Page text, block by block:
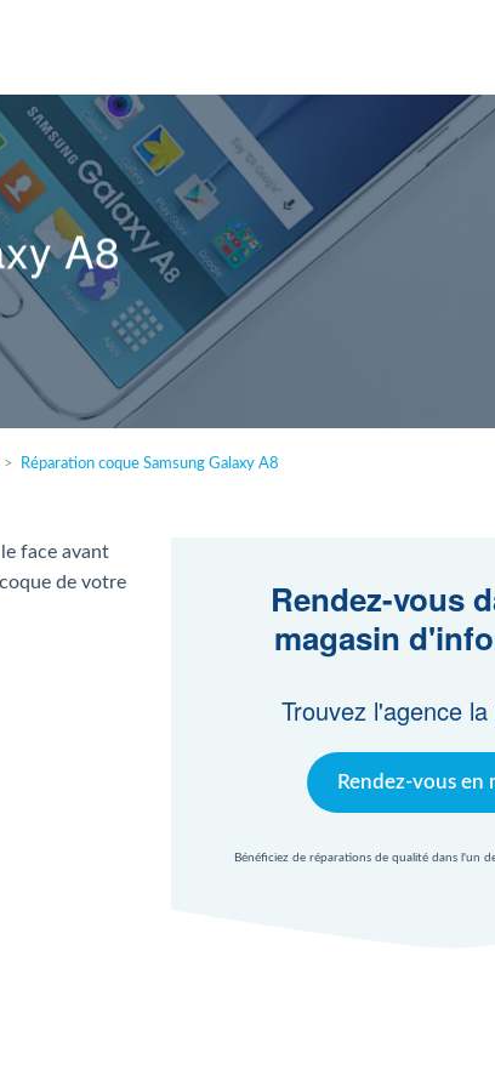
A8
Réparation coque Samsung Galaxy A8
face avant
de votre
Rendez-vous
magasin
Trouvez l'agence
Rendez-vous en
Bénéficiez de réparations de qualité dans l'un